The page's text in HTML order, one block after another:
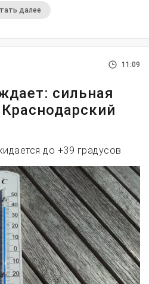
далее
11:09
сильная
до +39 градусов